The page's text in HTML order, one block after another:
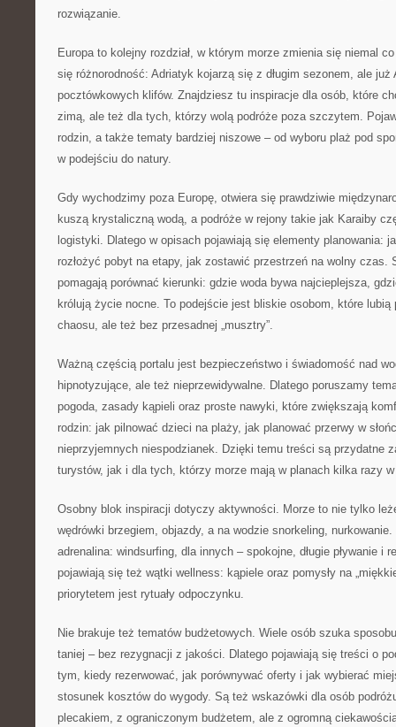
rozwiązanie.
Europa to kolejny rozdział, w którym morze zmienia się niemal
się różnorodność: Adriatyk kojarzą się z długim sezonem, ale
pocztówkowych klifów. Znajdziesz tu inspiracje dla osób, które
zimą, ale też dla tych, którzy wolą podróże poza szczytem.
rodzin, a także tematy bardziej niszowe – od wyboru plaż pod
w podejściu do natury.
Gdy wychodzimy poza Europę, otwiera się prawdziwie
kuszą krystaliczną wodą, a podróże w rejony takie jak Karaiby
logistyki. Dlatego w opisach pojawiają się elementy planowania:
rozłożyć pobyt na etapy, jak zostawić przestrzeń na wolny czas.
pomagają porównać kierunki: gdzie woda bywa najcieplejsza,
królują życie nocne. To podejście jest bliskie osobom, które lubią
chaosu, ale też bez przesadnej „musztry”.
Ważną częścią portalu jest bezpieczeństwo i świadomość nad
hipnotyzujące, ale też nieprzewidywalne. Dlatego poruszamy
pogoda, zasady kąpieli oraz proste nawyki, które zwiększają
rodzin: jak pilnować dzieci na plaży, jak planować przerwy w
nieprzyjemnych niespodzianek. Dzięki temu treści są przydatne
turystów, jak i dla tych, którzy morze mają w planach kilka razy
Osobny blok inspiracji dotyczy aktywności. Morze to nie tylko
wędrówki brzegiem, objazdy, a na wodzie snorkeling,
adrenalina: windsurfing, dla innych – spokojne, długie pływanie i
pojawiają się też wątki wellness: kąpiele oraz pomysły na
priorytetem jest rytuały odpoczynku.
Nie brakuje też tematów budżetowych. Wiele osób szuka
taniej – bez rezygnacji z jakości. Dlatego pojawiają się treści o
tym, kiedy rezerwować, jak porównywać oferty i jak wybierać
stosunek kosztów do wygody. Są też wskazówki dla osób
plecakiem, z ograniczonym budżetem, ale z ogromną